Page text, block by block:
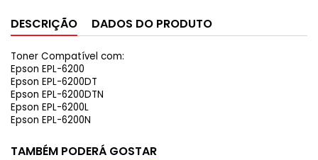
DESCRIÇÃO DADOS DO PRODUTO
Toner Compatível com:
Epson EPL-6200
Epson EPL-6200DT
Epson EPL-6200DTN
Epson EPL-6200L
Epson EPL-6200N
TAMBÉM PODERÁ GOSTAR